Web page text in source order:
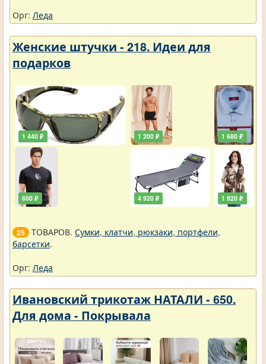
Орг: Леда
Женские штучки - 218. Идеи для
подарков
1 440 ₽
600 ₽
1 200 ₽
4 920 ₽
1 680 ₽
1 920 ₽
25 ТОВАРОВ. Сумки, клатчи, рюкзаки, портфели,
барсетки.
Орг: Леда
Ивановский трикотаж НАТАЛИ - 650.
Для дома - Покрывала